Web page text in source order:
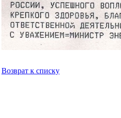
Возврат к списку